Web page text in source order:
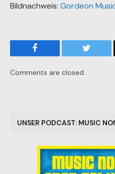
Bildnachweis: Gordeon
Comments are closed.
UNSER PODCAST: MUSIC